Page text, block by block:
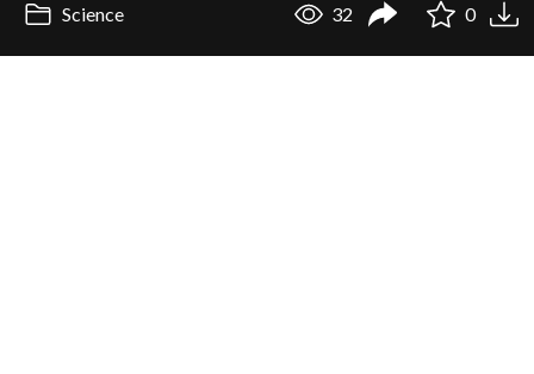
Science 32 0